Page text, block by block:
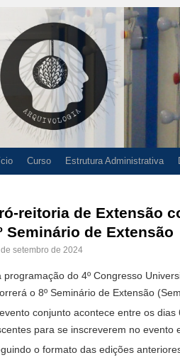
Curso Estrutura Administrativa
reitoria de Extensão
Seminário de Extensão
setembro de 2024
programação do 4º Congresso
o 8º Seminário de Extensão
conjunto acontece entre os
para se inscreverem no evento
o formato das edições